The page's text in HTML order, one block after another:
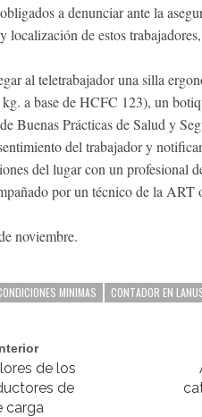
a denunciar ante la
de estos
al teletrabajador una silla
a base de HCFC 123), un
Buenas Prácticas de Salud y
del trabajador y
del lugar con un profesional
por un técnico de la ART
noviembre.
MINIMAS CONTADOR EN
de los
de
carga